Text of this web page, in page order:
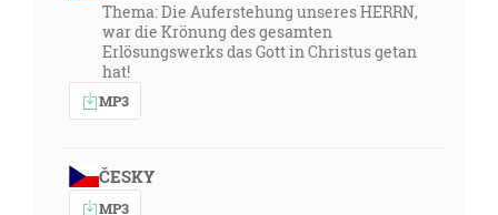
Thema: Die Auferstehung unseres HERRN,
war die Krönung des gesamten
Erlösungswerks das Gott in Christus getan
hat!
MP3
ČESKY
MP3